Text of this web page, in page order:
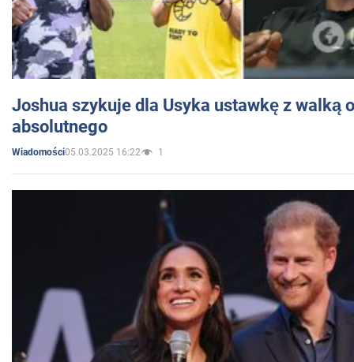
Joshua szykuje dla Usyka ustawkę z walką
absolutnego
Wiadomości05.03.2025 16:22 1